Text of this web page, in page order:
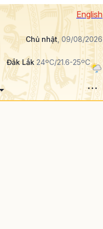
English
Chủ nhật, 09/08/2026
Đắk Lắk24ºC/21.6-25ºC